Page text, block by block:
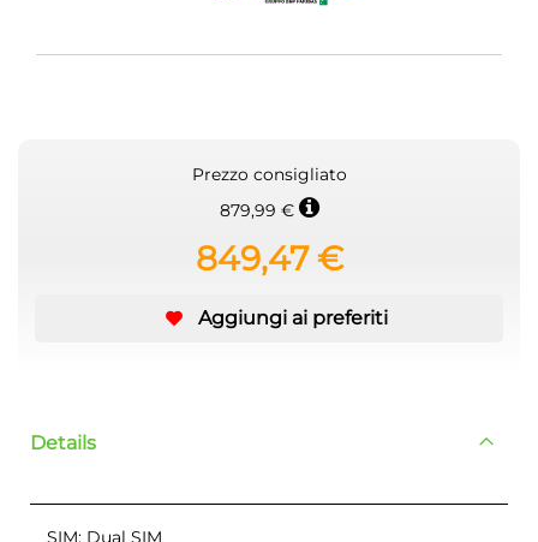
Prezzo consigliato
879,99 €
849,47 €
Aggiungi ai preferiti
Details
SIM: Dual SIM